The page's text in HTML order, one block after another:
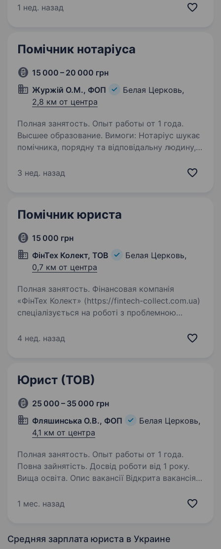
керівника) Вимоги: вища освіта (бухгалтерія,
1 нед. назад
Помічник нотаріуса
15 000 – 20 000 грн
Журжій О.М., ФОП
Белая Церковь,
2,8 км от центра
Полная занятость. Опыт работы от 1 года.
Высшее образование. Вимоги: Нотаріус шукає
помічника, порядну та відповідальну людину,
та вміння працювати в державних реєстрах.
3 нед. назад
Помічник юриста
15 000 грн
ФінТех Колект, ТОВ
Белая Церковь,
0,7 км от центра
Полная занятость. Фінансовая компанія
«ФінТех Колект» (https://fintech-collect.com.ua)
спеціалізується на роботі з проблемною
у зв’язку з розширенням напрямків діяльності
4 нед. назад
Юрист (ТОВ)
25 000 – 35 000 грн
Фляшинська О.В., ФОП
Белая Церковь,
4,1 км от центра
Полная занятость. Опыт работы от 1 года.
Повна зайнятість. Досвід роботи від 1 року.
Вища освіта. Опис вакансії Відкрита вакансія
індустріальному парку України — Patchwork:
1 мес. назад
Средняя зарплата юриста в Украине